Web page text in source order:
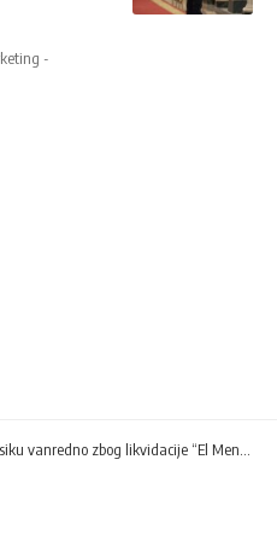
-
vanredno zbog likvidacije “El Mencha”